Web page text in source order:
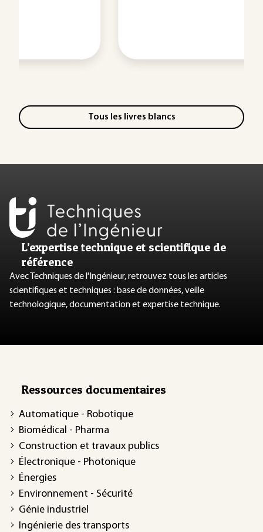
Tous les livres blancs
L’expertise technique et scientifique de
référence
Avec Techniques de l'Ingénieur, retrouvez tous les articles
scientifiques et techniques : base de données, veille
technologique, documentation et expertise technique.
Ressources documentaires
Automatique - Robotique
Biomédical - Pharma
Construction et travaux publics
Électronique - Photonique
Énergies
Environnement - Sécurité
Génie industriel
Ingénierie des transports